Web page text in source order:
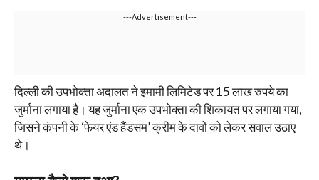
---Advertisement---
दिल्ली की उपभोक्ता अदालत ने इमामी लिमिटेड पर 15 लाख रुपये का
जुर्माना लगाया है। यह जुर्माना एक उपभोक्ता की शिकायत पर लगाया गया,
जिसने कंपनी के ‘फेयर एंड हैंडसम’ क्रीम के दावों को लेकर सवाल उठाए
थे।